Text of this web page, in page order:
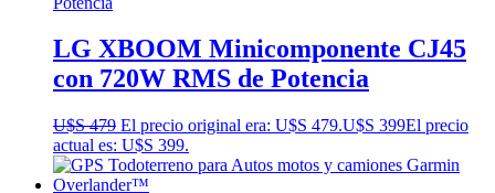
LG XBOOM Minicomponente CJ45
con 720W RMS de Potencia
U$S479 El precio original era: U$S 479.U$S 399El precio
actual es: U$S 399.